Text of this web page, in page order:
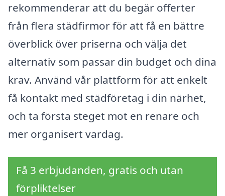
rekommenderar att du begär offerter
från flera städfirmor för att få en bättre
överblick över priserna och välja det
alternativ som passar din budget och dina
krav. Använd vår plattform för att enkelt
få kontakt med städföretag i din närhet,
och ta första steget mot en renare och
mer organisert vardag.
Få 3 erbjudanden, gratis och utan
förpliktelser